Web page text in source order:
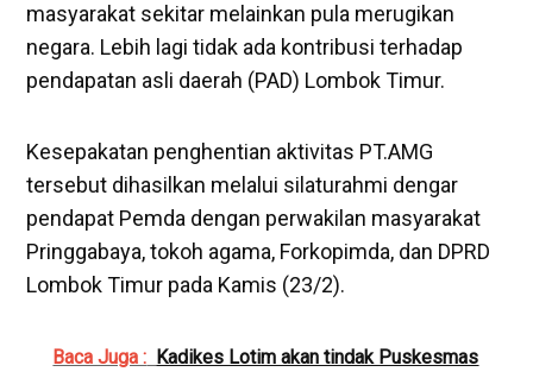
masyarakat sekitar melainkan pula merugikan
negara. Lebih lagi tidak ada kontribusi terhadap
pendapatan asli daerah (PAD) Lombok Timur.
Kesepakatan penghentian aktivitas PT.AMG
tersebut dihasilkan melalui silaturahmi dengar
pendapat Pemda dengan perwakilan masyarakat
Pringgabaya, tokoh agama, Forkopimda, dan DPRD
Lombok Timur pada Kamis (23/2).
Baca Juga : Kadikes Lotim akan tindak Puskesmas